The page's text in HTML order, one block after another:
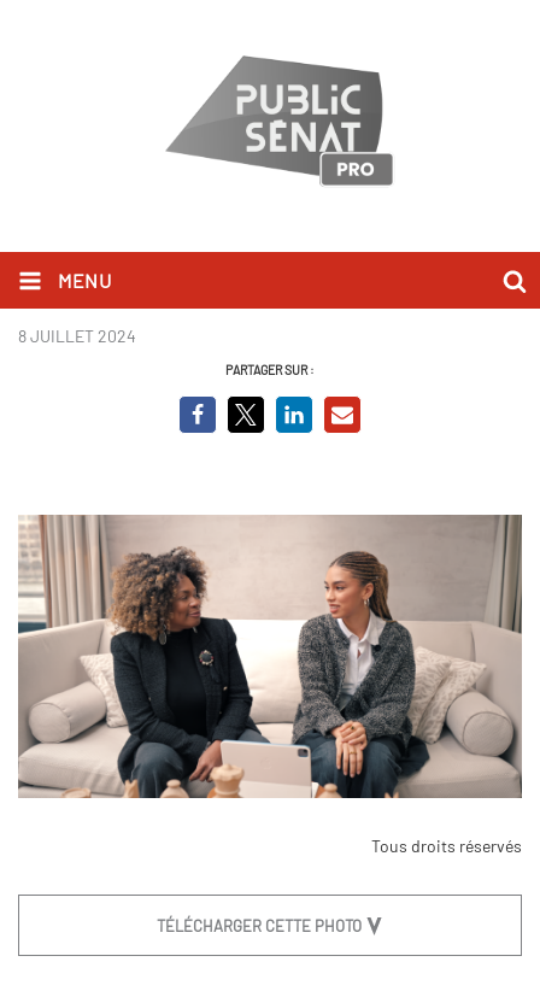
MENU
Championnes, mamans et alors
8 JUILLET 2024
PARTAGER SUR :
Tous droits réservés
TÉLÉCHARGER CETTE PHOTO